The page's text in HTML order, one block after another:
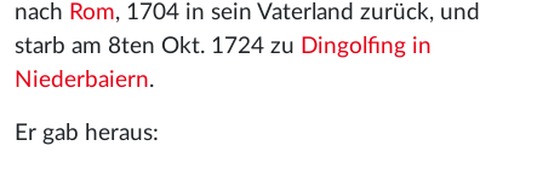
nach Rom, 1704 in sein Vaterland zurück, und
starb am 8ten Okt. 1724 zu Dingolfing in
Niederbaiern.
Er gab heraus: